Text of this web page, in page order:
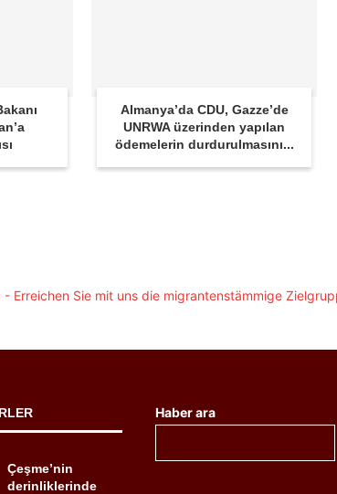
Almanya’da CDU, Gazze’de
UNRWA üzerinden yapılan
ödemelerin durdurulmasını...
Çeşme’nin
derinliklerinde
Haber ara